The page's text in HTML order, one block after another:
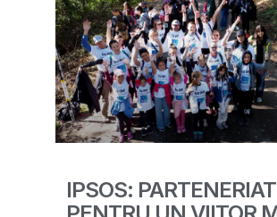
IPSOS: PARTENERIAT